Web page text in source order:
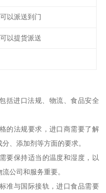
以派送到门
以提货派送
括进口法规、物流、食品安全
的法规要求，进口商需要了解
、添加剂等方面的要求。
要保持适当的温度和湿度，以
公司和服务重要。
准与国际接轨，进口食品需要